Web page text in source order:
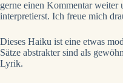
gerne einen Kommentar weiter
interpretierst. Ich freue mich
Dieses Haiku ist eine etwas
Sätze abstrakter sind als
Lyrik.